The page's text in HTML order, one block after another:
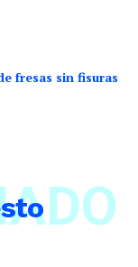
fresas sin fisuras